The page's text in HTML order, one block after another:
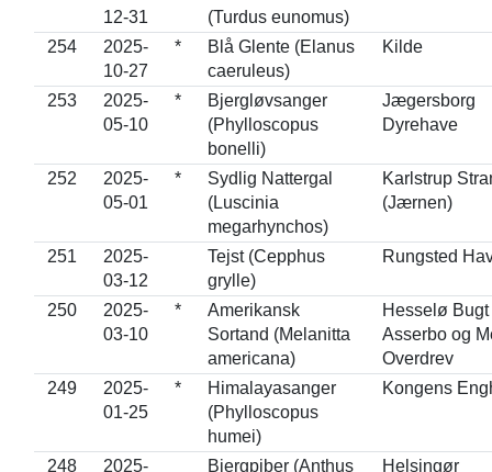
12-31
(Turdus eunomus)
254
2025-
10-27
*
Blå Glente (Elanus
caeruleus)
Kilde
253
2025-
05-10
*
Bjergløvsanger
(Phylloscopus
bonelli)
Jægersborg
Dyrehave
252
2025-
05-01
*
Sydlig Nattergal
(Luscinia
megarhynchos)
Karlstrup
(Jærnen)
251
2025-
03-12
Tejst (Cepphus
grylle)
Rungsted
250
2025-
03-10
*
Amerikansk
Sortand (Melanitta
americana)
Hesselø Bugt
Asserbo og
Overdrev
249
2025-
01-25
*
Himalayasanger
(Phylloscopus
humei)
Kongens
248
2025-
Bjergpiber (Anthus
Helsingør